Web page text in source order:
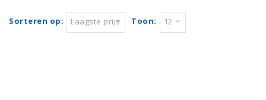
Sorteren op: Laagste prijs Toon: 12